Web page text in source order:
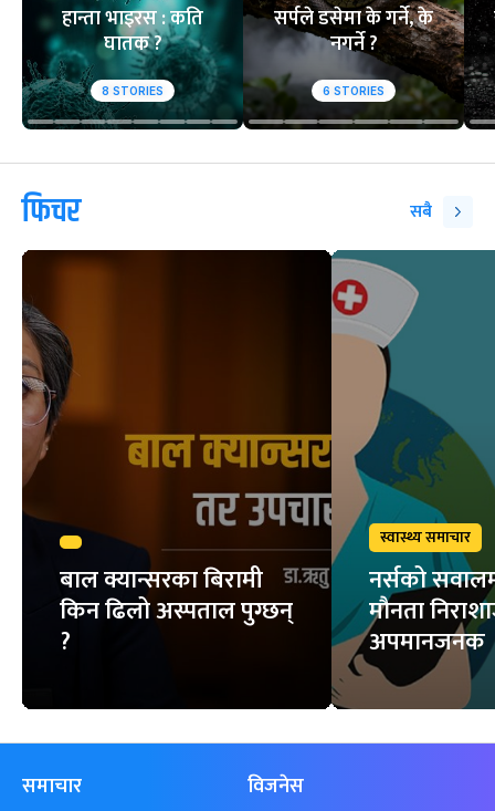
हान्ता भाइरस : कति
घातक ?
8 STORIES
सर्पले डसेमा के गर्ने, के
नगर्ने ?
6 STORIES
फिचर सबै
बाल क्यान्सरका बिरामी
किन ढिलो अस्पताल पुग्छन्
?
स्वास्थ्य समाचार
नर्सको
मौनता
अपमानजनक
समाचार विजनेस